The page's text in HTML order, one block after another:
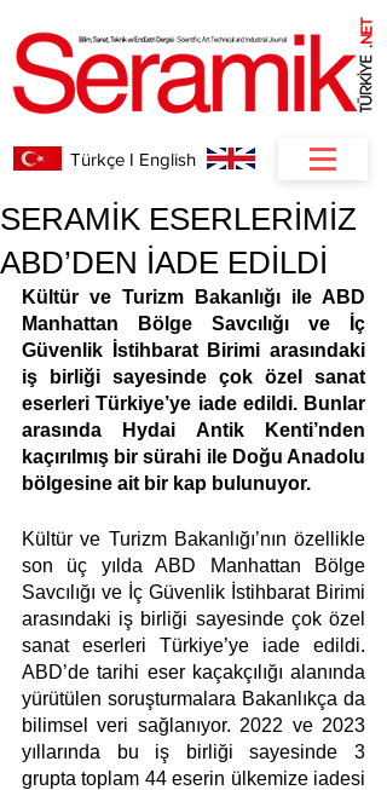
.
NET
Türkçe I English
SERAMİK ESERLERİMİZ
ABD’DEN İADE EDİLDİ
Kültür ve Turizm Bakanlığı ile ABD
Manhattan Bölge Savcılığı ve İç
Güvenlik İstihbarat Birimi arasındaki
iş birliği sayesinde çok özel sanat
eserleri Türkiye’ye iade edildi. Bunlar
arasında Hydai Antik Kenti’nden
kaçırılmış bir sürahi ile Doğu Anadolu
bölgesine ait bir kap bulunuyor.
Kültür ve Turizm Bakanlığı’nın özellikle
son üç yılda ABD Manhattan Bölge
Savcılığı ve İç Güvenlik İstihbarat Birimi
arasındaki iş birliği sayesinde çok özel
sanat eserleri Türkiye’ye iade edildi.
ABD’de tarihi eser kaçakçılığı alanında
yürütülen soruşturmalara Bakanlıkça da
bilimsel veri sağlanıyor. 2022 ve 2023
yıllarında bu iş birliği sayesinde 3
grupta toplam 44 eserin ülkemize iadesi